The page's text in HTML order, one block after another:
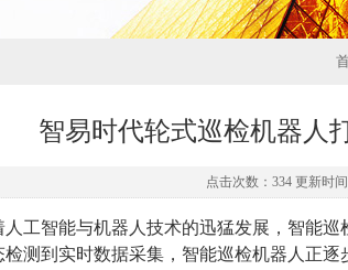
智易时代轮式巡检机器人
点击次数：334 更新时
工智能与机器人技术的迅猛发展，智能巡
测到实时数据采集， 智能巡检机器人 正逐